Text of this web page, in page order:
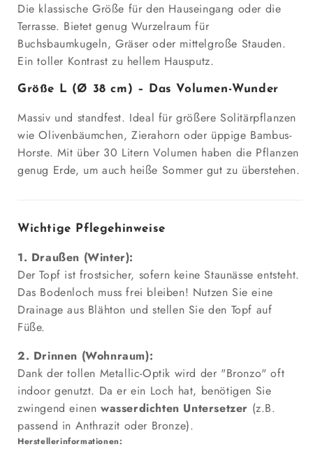
Die klassische Größe für den Hauseingang oder die
Terrasse. Bietet genug Wurzelraum für
Buchsbaumkugeln, Gräser oder mittelgroße Stauden.
Ein toller Kontrast zu hellem Hausputz.
Größe L (Ø 38 cm) – Das Volumen-Wunder
Massiv und standfest. Ideal für größere Solitärpflanzen
wie Olivenbäumchen, Zierahorn oder üppige Bambus-
Horste. Mit über 30 Litern Volumen haben die Pflanzen
genug Erde, um auch heiße Sommer gut zu überstehen.
Wichtige Pflegehinweise
1. Draußen (Winter):
Der Topf ist frostsicher, sofern keine Staunässe entsteht.
Das Bodenloch muss frei bleiben! Nutzen Sie eine
Drainage aus Blähton und stellen Sie den Topf auf
Füße.
2. Drinnen (Wohnraum):
Dank der tollen Metallic-Optik wird der "Bronzo" oft
indoor genutzt. Da er ein Loch hat, benötigen Sie
zwingend einen wasserdichten Untersetzer (z.B.
passend in Anthrazit oder Bronze).
Herstellerinformationen: